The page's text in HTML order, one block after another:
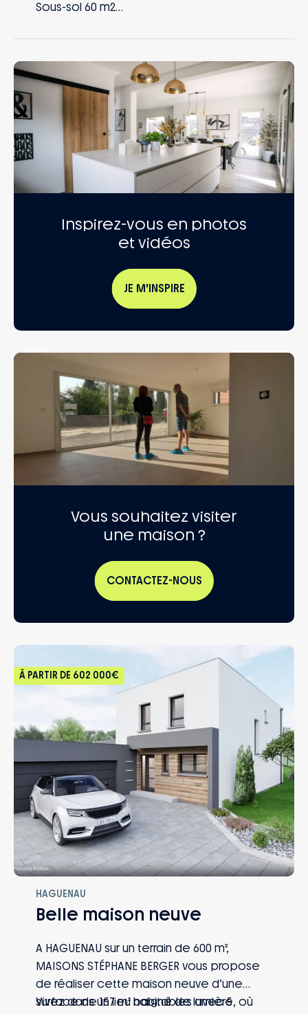
Sous-sol 60 m2
1 bureau
1 SDB
1 SDE
Inspirez-vous en photos
et vidéos
JE M'INSPIRE
Vous souhaitez visiter
une maison ?
CONTACTEZ-NOUS
À PARTIR DE 602 000€
HAGUENAU
Belle maison neuve
A HAGUENAU sur un terrain de 600 m²,
MAISONS STÉPHANE BERGER vous propose
de réaliser cette maison neuve d’une
surface de 157 m² habitables avec 5
Vivez dans un lieu baigné de lumière, où